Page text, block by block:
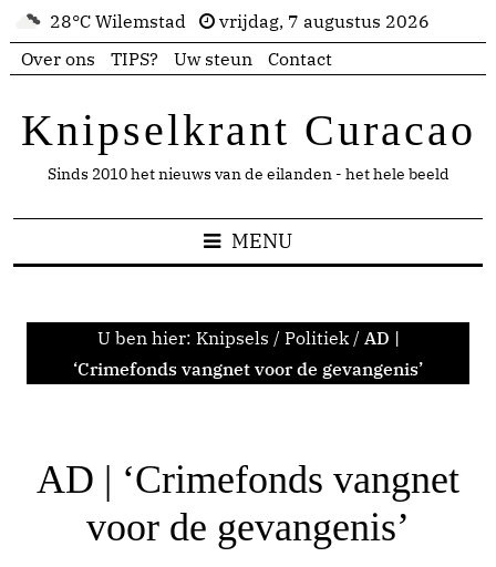
28°C Wilemstad
vrijdag, 7 augustus 2026
Over ons
TIPS? Uw steun Contact
Knipselkrant Curacao
Sinds 2010 het nieuws van de eilanden - het hele beeld
MENU
U ben hier: Knipsels / Politiek / AD |
‘Crimefonds vangnet voor de gevangenis’
AD | ‘Crimefonds vangnet
voor de gevangenis’